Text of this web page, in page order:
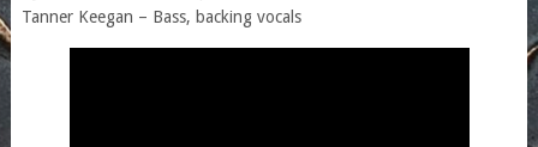
Tanner Keegan – Bass, backing vocals